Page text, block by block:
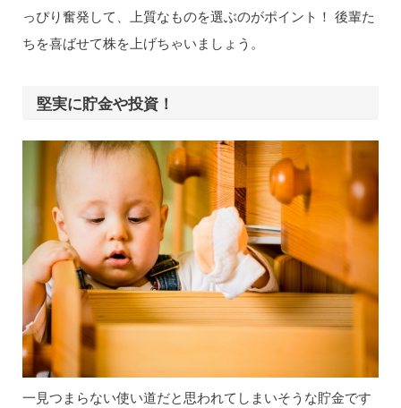
っぴり奮発して、上質なものを選ぶのがポイント！ 後輩た
ちを喜ばせて株を上げちゃいましょう。
堅実に貯金や投資！
一見つまらない使い道だと思われてしまいそうな貯金です